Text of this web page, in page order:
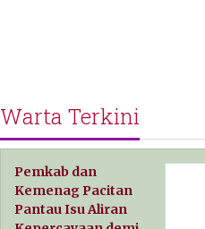
Warta Terkini
Pemkab dan
Kemenag Pacitan
Pantau Isu Aliran